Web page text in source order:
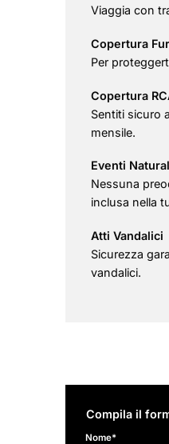
Viaggia con
Copertura
Per
Copertura
Sentiti sicuro
mensile.
Eventi
Nessuna
inclusa nella
Atti Vandalici
Sicurezza
vandalici.
Compila il
Nome*